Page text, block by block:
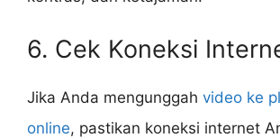
6. Cek Koneksi
Jika Anda mengunggah video ke
online, pastikan koneksi internet